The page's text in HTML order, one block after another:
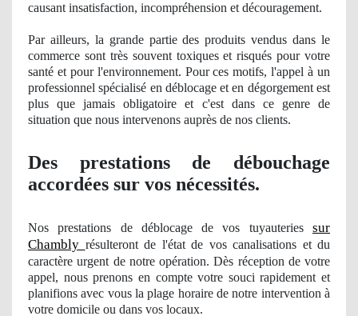
causant insatisfaction, incompréhension et découragement.
Par ailleurs, la grande partie des produits vendus dans le
commerce sont très souvent toxiques et risqués pour votre
santé et pour l'environnement. Pour ces motifs, l'appel à un
professionnel spécialisé en déblocage et en dégorgement est
plus que jamais obligatoire et c'est dans ce genre de
situation que nous intervenons auprès de nos clients.
Des prestations de débouchage
accordées sur vos nécessités.
Nosprestations de déblocagede vos tuyauteriessur
Chambly résulteront de l'état de vos canalisations et du
caractère urgent de notre opération. Dès réception de votre
appel, nous prenons en compte votre souci rapidement et
planifions avec vous la plage horaire de notre intervention à
votre domicile ou dans vos locaux.